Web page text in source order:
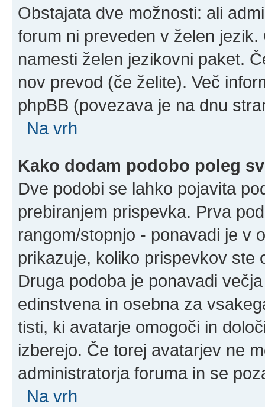
Obstajata dve možnosti: ali
forum ni preveden v želen
namesti želen jezikovni paket.
nov prevod (če želite). Več
phpBB (povezava je na dnu
Na vrh
Kako dodam podobo poleg
Dve podobi se lahko pojavita
prebiranjem prispevka. Prva
rangom/stopnjo - ponavadi je v
prikazuje, koliko prispevkov ste
Druga podoba je ponavadi
edinstvena in osebna za
tisti, ki avatarje omogoči in
izberejo. Če torej avatarjev ne
administratorja foruma in se
Na vrh